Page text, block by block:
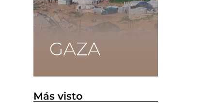
Más visto